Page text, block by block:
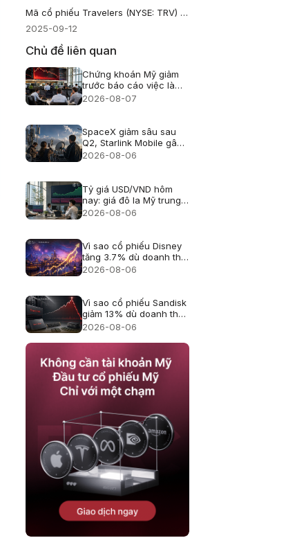
Mã cổ phiếu Travelers (NYSE: TRV) - Đầu tư, So sánh, Định giá, Cách mua
2025-09-12
Chủ đề liên quan
Chứng khoán Mỹ giảm
trước báo cáo việc làm
nhưng Phố Wall chưa
2026-08-07
SpaceX giảm sâu sau
Q2, Starlink Mobile gây
áp lực lên viễn thông Mỹ
2026-08-06
Tỷ giá USD/VND hôm
nay: giá đô la Mỹ trung
tâm lên 25.433, USD
2026-08-06
Vì sao cổ phiếu Disney
tăng 3.7% dù doanh thu
hụt kỳ vọng?
2026-08-06
Vì sao cổ phiếu Sandisk
giảm 13% dù doanh thu
kỷ lục?
2026-08-06